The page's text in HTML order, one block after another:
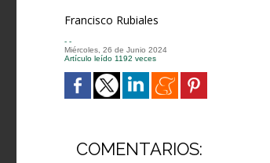
Francisco Rubiales
- -
Miércoles, 26 de Junio 2024
Artículo leído 1192 veces
COMENTARIOS: